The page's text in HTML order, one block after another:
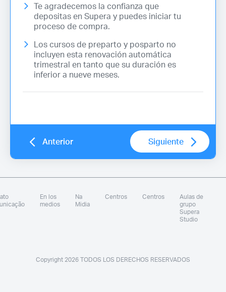
Te agradecemos la confianza que
depositas en Supera y puedes iniciar tu
proceso de compra.
Los cursos de preparto y posparto no
incluyen esta renovación automática
trimestral en tanto que su duración es
inferior a nueve meses.
Anterior Siguiente
En los
medios
Na
Midia
Centros Centros
Aulas de
grupo
Supera
Studio
Copyright 2026 TODOS LOS DERECHOS RESERVADOS